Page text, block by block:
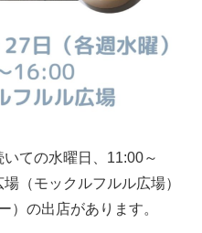
ての水曜日、11:00～
（モックルフルル広場）
）の出店があります。